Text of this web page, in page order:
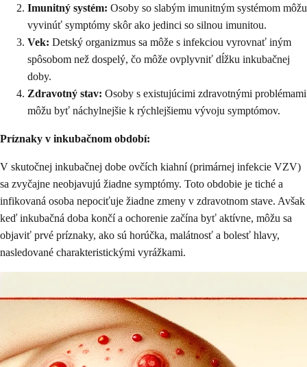
Imunitný systém: Osoby so slabým imunitným systémom môžu
vyvinúť symptómy skôr ako jedinci so silnou imunitou.
Vek: Detský organizmus sa môže s infekciou vyrovnať iným
spôsobom než dospelý, čo môže ovplyvniť dĺžku inkubačnej
doby.
Zdravotný stav: Osoby s existujúcimi zdravotnými problémami
môžu byť náchylnejšie k rýchlejšiemu vývoju symptómov.
Príznaky v inkubačnom období:
V skutočnej inkubačnej dobe ovčích kiahní (primárnej infekcie VZV)
sa zvyčajne neobjavujú žiadne symptómy. Toto obdobie je tiché a
infikovaná osoba nepociťuje žiadne zmeny v zdravotnom stave. Avšak
keď inkubačná doba končí a ochorenie začína byť aktívne, môžu sa
objaviť prvé príznaky, ako sú horúčka, malátnosť a bolesť hlavy,
nasledované charakteristickými vyrážkami.